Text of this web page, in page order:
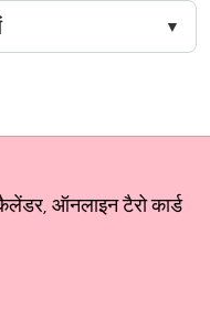
ऑनलाइन टैरो कार्ड